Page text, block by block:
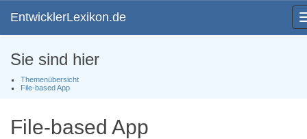
EntwicklerLexikon.de
Sie sind hier
Themenübersicht
File-based App
File-based App